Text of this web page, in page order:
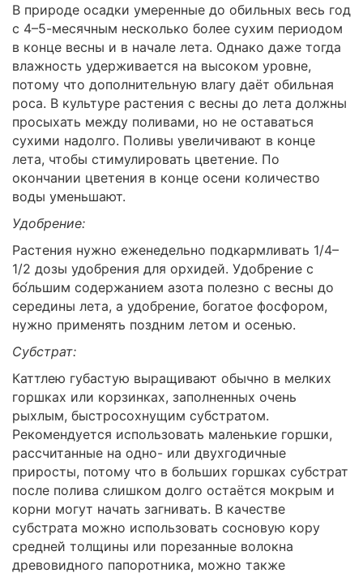
В природе осадки умеренные до обильных весь год
с 4–5-месячным несколько более сухим периодом
в конце весны и в начале лета. Однако даже тогда
влажность удерживается на высоком уровне,
потому что дополнительную влагу даёт обильная
роса. В культуре растения с весны до лета должны
просыхать между поливами, но не оставаться
сухими надолго. Поливы увеличивают в конце
лета, чтобы стимулировать цветение. По
окончании цветения в конце осени количество
воды уменьшают.
Удобрение:
Растения нужно еженедельно подкармливать 1/4–
1/2 дозы удобрения для орхидей. Удобрение с
бо́льшим содержанием азота полезно с весны до
середины лета, а удобрение, богатое фосфором,
нужно применять поздним летом и осенью.
Субстрат:
Каттлею губастую выращивают обычно в мелких
горшках или корзинках, заполненных очень
рыхлым, быстросохнущим субстратом.
Рекомендуется использовать маленькие горшки,
рассчитанные на одно- или двухгодичные
приросты, потому что в больших горшках субстрат
после полива слишком долго остаётся мокрым и
корни могут начать загнивать. В качестве
субстрата можно использовать сосновую кору
средней толщины или порезанные волокна
древовидного папоротника, можно также